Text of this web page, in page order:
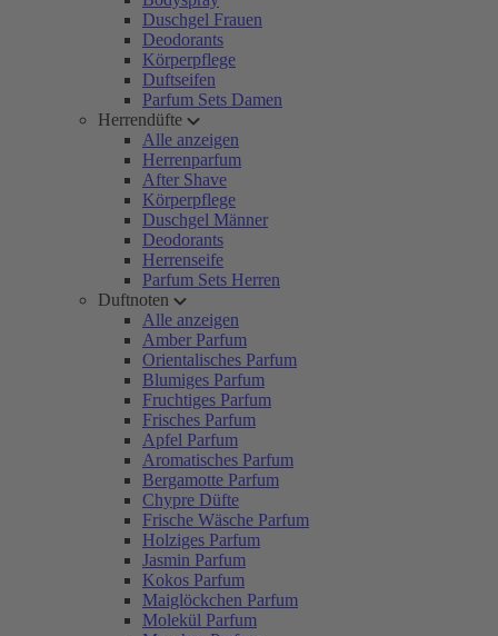
Duschgel Frauen
Deodorants
Körperpflege
Duftseifen
Parfum Sets Damen
Herrendüfte
Alle anzeigen
Herrenparfum
After Shave
Körperpflege
Duschgel Männer
Deodorants
Herrenseife
Parfum Sets Herren
Duftnoten
Alle anzeigen
Amber Parfum
Orientalisches Parfum
Blumiges Parfum
Fruchtiges Parfum
Frisches Parfum
Apfel Parfum
Aromatisches Parfum
Bergamotte Parfum
Chypre Düfte
Frische Wäsche Parfum
Holziges Parfum
Jasmin Parfum
Kokos Parfum
Maiglöckchen Parfum
Molekül Parfum